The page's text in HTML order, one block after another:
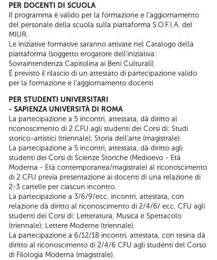
PER DOCENTI DI SCUOLA
Il programma è valido per la formazione e l’aggiornamento
del personale della scuola sulla piattaforma S.O.F.I.A. del
MIUR.
Le iniziative formative saranno attivate nel Catalogo della
piattaforma (soggetto erogatore dell’iniziativa:
Sovraintendenza Capitolina ai Beni Culturali).
É previsto il rilascio di un attestato di partecipazione valido
per la formazione e l’aggiornamento docenti
PER STUDENTI UNIVERSITARI
- SAPIENZA UNIVERSITÀ DI ROMA
La partecipazione a 5 incontri, attestata, dà diritto al
riconoscimento di 2 CFU agli studenti dei Corsi di: Studi
storico-artistici (triennale); Storia dell’arte (magistrale).
La partecipazione a 5 incontri, attestata, dà diritto agli
studenti dei Corsi di Scienze Storiche (Medioevo - Età
Moderna - Età contemporanea/magistrale) al riconoscimento
di 2 CFU previa presentazione ai docenti di una relazione di
2-3 cartelle per ciascun incontro.
La partecipazione a 3/6/9/ecc. incontri, attestata, con
relazione dà diritto al riconoscimento di 2/4/6/ ecc. CFU agli
studenti dei Corsi di: Letteratura, Musica e Spettacolo
(triennale); Lettere Moderne (triennale).
La partecipazione a 6/12/18 incontri, attestata, con tesina dà
diritto al riconoscimento di 2/4/6 CFU agli studenti del Corso
di Filologia Moderna (magistrale).